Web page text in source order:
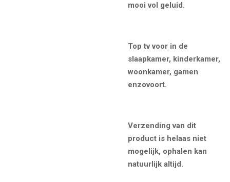
mooi vol geluid.
Top tv voor in de
slaapkamer, kinderkamer,
woonkamer, gamen
enzovoort.
Verzending van dit
product is helaas niet
mogelijk, ophalen kan
natuurlijk altijd.